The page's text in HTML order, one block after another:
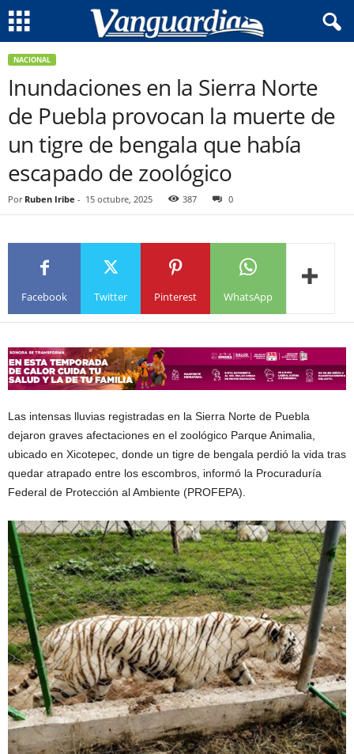
NACIONAL
Inundaciones en la Sierra Norte
de Puebla provocan la muerte de
un tigre de bengala que había
escapado de zoológico
Por Ruben Iribe - 15 octubre, 2025 387 0
Facebook Twitter Pinterest WhatsApp
Las intensas lluvias registradas en la Sierra Norte de Puebla
dejaron graves afectaciones en el zoológico Parque Animalia,
ubicado en Xicotepec, donde un tigre de bengala perdió la vida tras
quedar atrapado entre los escombros, informó la Procuraduría
Federal de Protección al Ambiente (PROFEPA).